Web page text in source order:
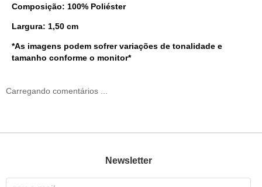
Composição: 100% Poliéster
Largura: 1,50 cm
*As imagens podem sofrer variações de tonalidade e
tamanho conforme o monitor*
Carregando comentários ...
Newsletter